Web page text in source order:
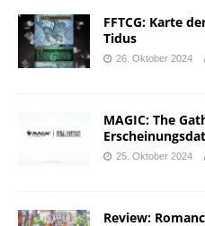
FFTCG: Karte
Tidus
26. Oktober 2024
MAGIC: The
25. Oktober 2024
Review: